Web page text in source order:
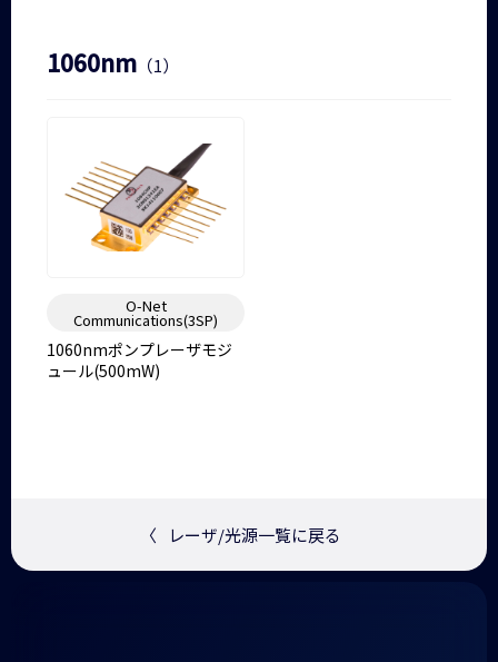
1060nm （1）
O-Net
Communications(3SP)
1060nmポンプレーザモジ
ュール(500mW)
〈 レーザ/光源一覧に戻る